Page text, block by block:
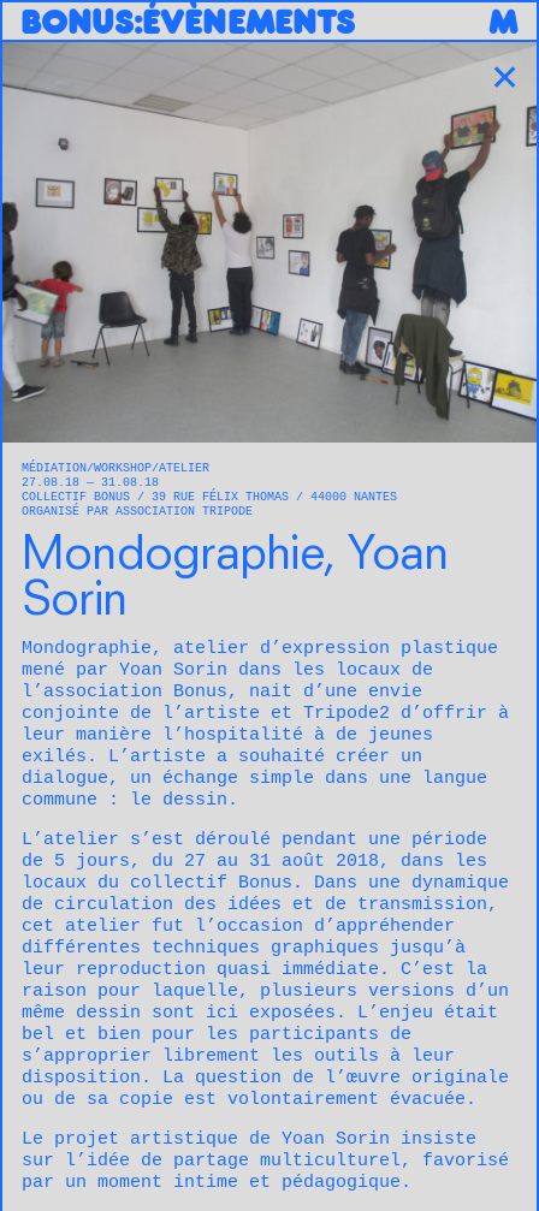
BONUS:ÉVÈNEMENTS M
✕
MÉDIATION
WORKSHOP/ATELIER
27.08.18 — 31.08.18
COLLECTIF BONUS
39 RUE FÉLIX THOMAS 44000 NANTES
ORGANISÉ PAR ASSOCIATION TRIPODE
Mondographie, Yoan
Sorin
Mondographie, atelier d’expression plastique
mené par Yoan Sorin dans les locaux de
l’association Bonus, nait d’une envie
conjointe de l’artiste et Tripode2 d’offrir à
leur manière l’hospitalité à de jeunes
exilés. L’artiste a souhaité créer un
dialogue, un échange simple dans une langue
commune : le dessin.
L’atelier s’est déroulé pendant une période
de 5 jours, du 27 au 31 août 2018, dans les
locaux du collectif Bonus. Dans une dynamique
de circulation des idées et de transmission,
cet atelier fut l’occasion d’appréhender
différentes techniques graphiques jusqu’à
leur reproduction quasi immédiate. C’est la
raison pour laquelle, plusieurs versions d’un
même dessin sont ici exposées. L’enjeu était
bel et bien pour les participants de
s’approprier librement les outils à leur
disposition. La question de l’œuvre originale
ou de sa copie est volontairement évacuée.
Le projet artistique de Yoan Sorin insiste
sur l’idée de partage multiculturel, favorisé
par un moment intime et pédagogique.